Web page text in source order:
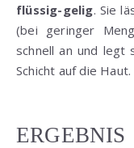
flüssig-gelig. Sie
(bei geringer
schnell an und legt
Schicht auf die Haut.
ERGEBNIS